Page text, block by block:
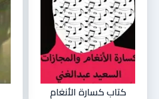
كتاب كسارة الأنغام